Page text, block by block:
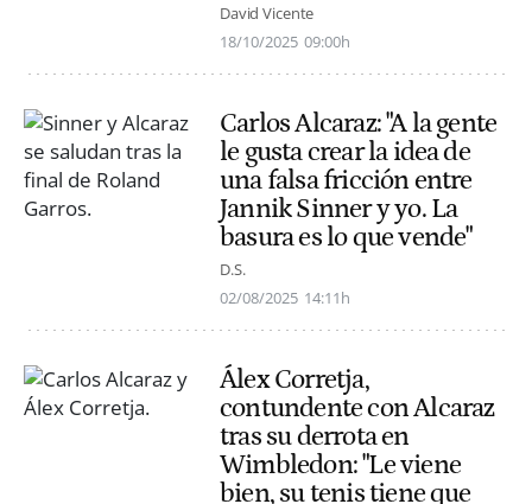
David Vicente
18/10/2025 09:00h
Carlos Alcaraz: "A la gente
le gusta crear la idea de
una falsa fricción entre
Jannik Sinner y yo. La
basura es lo que vende"
D.S.
02/08/2025 14:11h
Álex Corretja,
contundente con Alcaraz
tras su derrota en
Wimbledon: "Le viene
bien, su tenis tiene que